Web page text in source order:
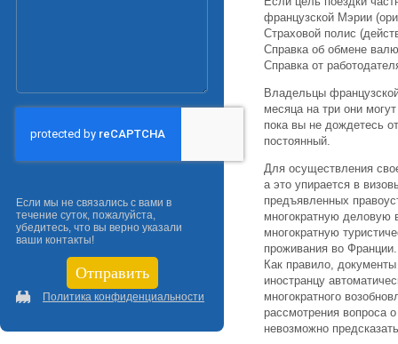
французской Мэрии
Страховой полис
Справка об обмене
Справка от
Владельцы
месяца на три они
пока вы не дождетесь
постоянный.
Для осуществления
а это упирается в
предъявленных
многократную деловую
многократную
проживания во Франции.
Как правило,
иностранцу
многократного
рассмотрения вопроса
невозможно
Если мы не связались с вами в
течение суток, пожалуйста,
убедитесь, что вы верно указали
ваши контакты!
Политика конфиденциальности